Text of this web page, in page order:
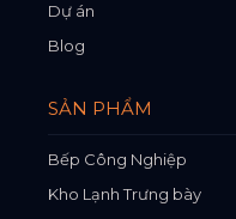
Dự án
Blog
SẢN PHẨM
Bếp Công Nghiệp
Kho Lạnh Trưng bày